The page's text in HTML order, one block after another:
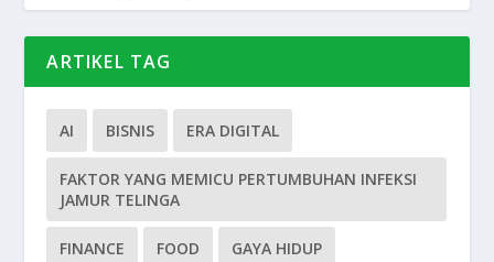
ARTIKEL TAG
AI BISNIS ERA DIGITAL
FAKTOR YANG MEMICU PERTUMBUHAN INFEKSI
JAMUR TELINGA
FINANCE FOOD GAYA HIDUP